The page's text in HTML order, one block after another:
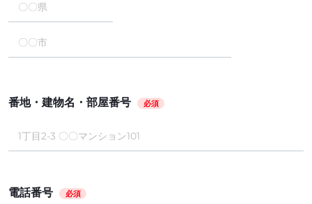
番地・建物名・部屋番号 必須
電話番号 必須